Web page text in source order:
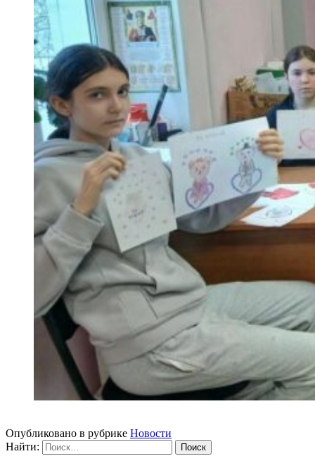
Опубликовано в рубрике Новости
Найти: